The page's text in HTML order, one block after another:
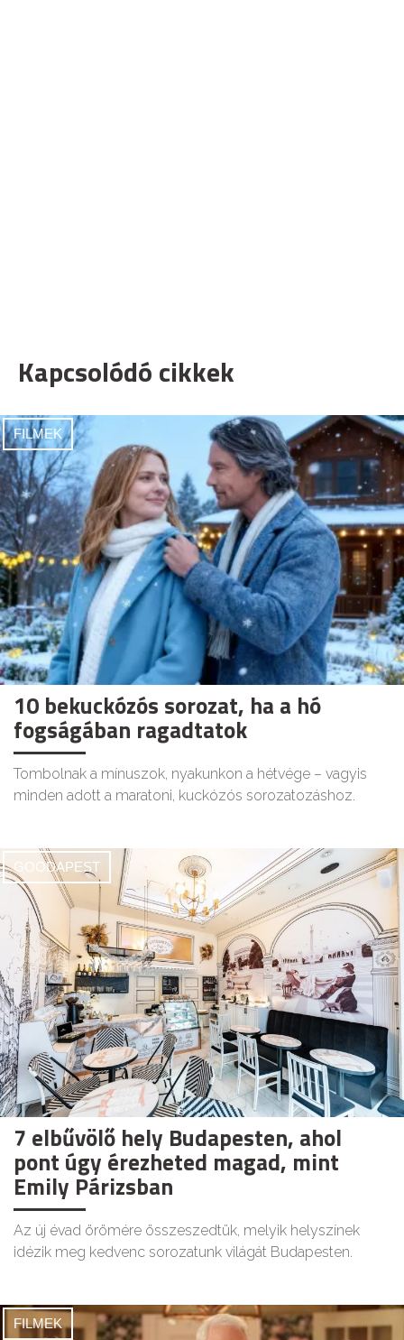
Kapcsolódó cikkek
FILMEK
10 bekuckózós sorozat, ha a hó
fogságában ragadtatok
Tombolnak a mínuszok, nyakunkon a hétvége – vagyis
minden adott a maratoni, kuckózós sorozatozáshoz.
GOODAPEST
7 elbűvölő hely Budapesten, ahol
pont úgy érezheted magad, mint
Emily Párizsban
Az új évad örömére összeszedtük, melyik helyszínek
idézik meg kedvenc sorozatunk világát Budapesten.
FILMEK